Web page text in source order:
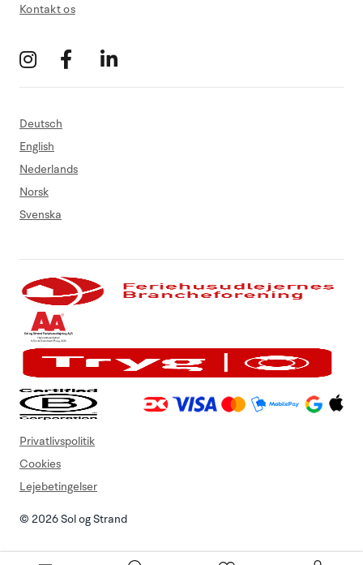
Kontakt os
Deutsch
English
Nederlands
Norsk
Svenska
© 2026 Sol og Strand
Privatlivspolitik
Cookies
Lejebetingelser